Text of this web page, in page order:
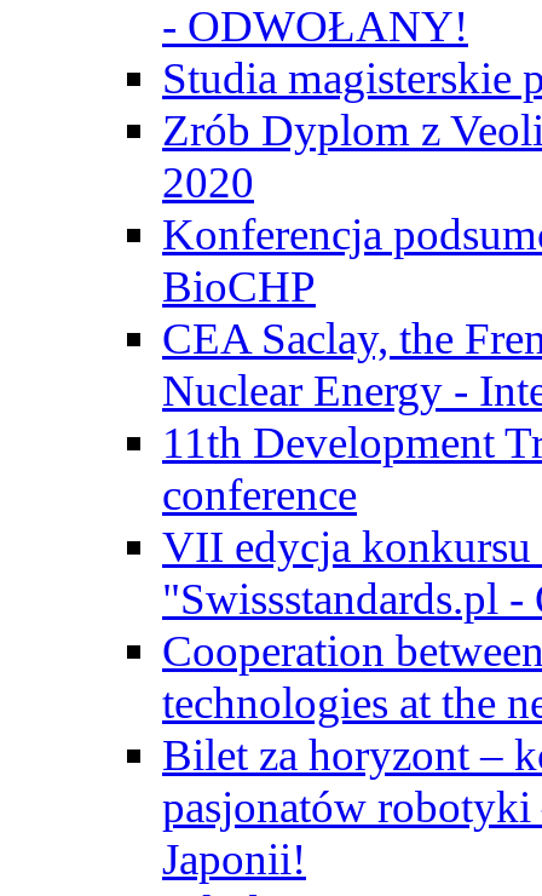
- ODWOŁANY!
Studia magisterskie
Zrób Dyplom z
2020
Konferencja
BioCHP
CEA Saclay, the
Nuclear Energy -
11th Development
conference
VII edycja konkursu
"Swissstandards.pl
Cooperation
technologies at the
Bilet za horyzont –
pasjonatów
Japonii!